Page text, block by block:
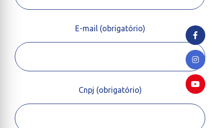
E-mail (obrigatório)
Cnpj (obrigatório)